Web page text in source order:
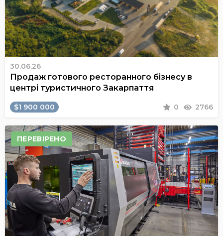
30.06.26
Продаж готового ресторанного бізнесу в
центрі туристичного Закарпаття
$1 900 000 0 2766
ПЕРЕВІРЕНО